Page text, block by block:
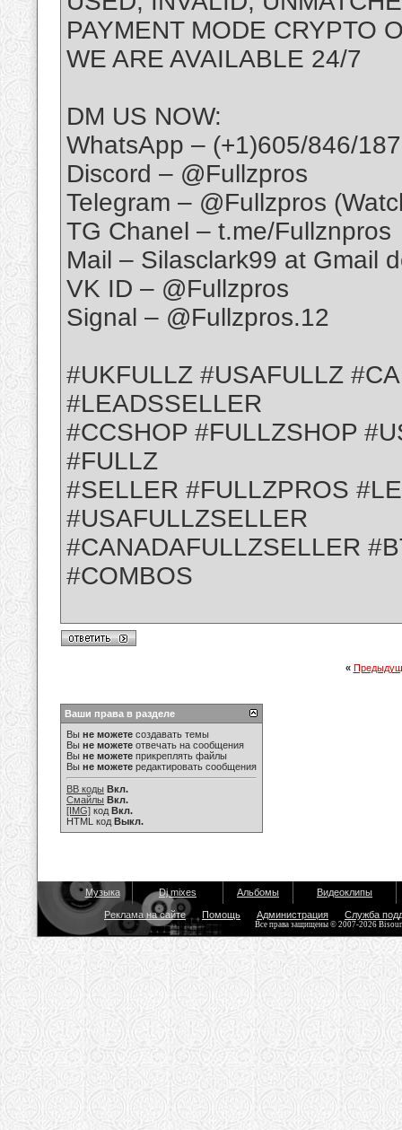
PAYMENT MODE CRYPTO
WE ARE AVAILABLE 24/7
DM US NOW:
WhatsApp – (+1)605/846/
Discord – @Fullzpros
Telegram – @Fullzpros
TG Chanel – t.me/Fullznpros
Mail – Silasclark99 at Gmail
VK ID – @Fullzpros
Signal – @Fullzpros.12
#UKFULLZ #USAFULLZ
#LEADSSELLER
#CCSHOP #FULLZSHOP
#FULLZ
#SELLER #FULLZPROS
#USAFULLZSELLER
#CANADAFULLZSELLER
#COMBOS
«
Ваши права в разделе
Вы не можете создавать темы
Вы не можете отвечать на сообщения
Вы не можете прикреплять файлы
Вы не можете редактировать сообщения
BB коды Вкл.
Смайлы Вкл.
[IMG] код Вкл.
HTML код Выкл.
Музыка Dj mixes Альбомы Видеоклипы
Реклама на сайте Помощь Администрация Служба
Все права защищены © 2007-2026